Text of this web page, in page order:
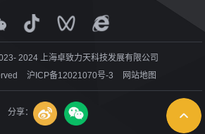
2024 上海卓致力天科技发展有限公司
沪ICP备12021070号-3 网站地图
分享：